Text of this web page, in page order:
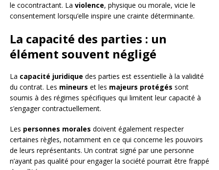
le cocontractant. La violence, physique ou morale, vicie le
consentement lorsqu’elle inspire une crainte déterminante.
La capacité des parties : un
élément souvent négligé
La capacité juridique des parties est essentielle à la validité
du contrat. Les mineurs et les majeurs protégés sont
soumis à des régimes spécifiques qui limitent leur capacité à
s’engager contractuellement.
Les personnes morales doivent également respecter
certaines règles, notamment en ce qui concerne les pouvoirs
de leurs représentants. Un contrat signé par une personne
n’ayant pas qualité pour engager la société pourrait être frappé